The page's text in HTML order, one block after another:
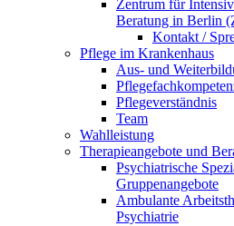
Zentrum für
Beratung in Berlin
Kontakt /
Pflege im Krankenhaus
Aus- und
Pflegeverständnis
Team
Wahlleistung
Therapieangebote und
Psychiatrische
Gruppenangebote
Ambulante
Psychiatrie